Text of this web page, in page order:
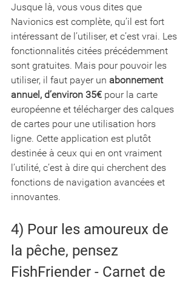
Jusque là, vous vous dites que
Navionics est complète, qu’il est fort
intéressant de l’utiliser, et c’est vrai. Les
fonctionnalités citées précédemment
sont gratuites. Mais pour pouvoir les
utiliser, il faut payer un abonnement
annuel, d’environ 35€ pour la carte
européenne et télécharger des calques
de cartes pour une utilisation hors
ligne. Cette application est plutôt
destinée à ceux qui en ont vraiment
l’utilité, c’est à dire qui cherchent des
fonctions de navigation avancées et
innovantes.
4) Pour les amoureux de
la pêche, pensez
FishFriender - Carnet de